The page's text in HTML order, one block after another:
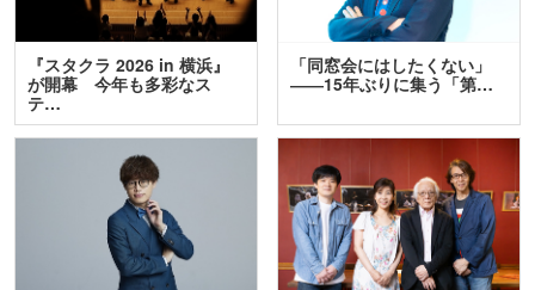
『スタクラ 2026 in 横浜』
が開幕 今年も多彩なス
テ…
「同窓会にはしたくない」
――15年ぶりに集う「第…